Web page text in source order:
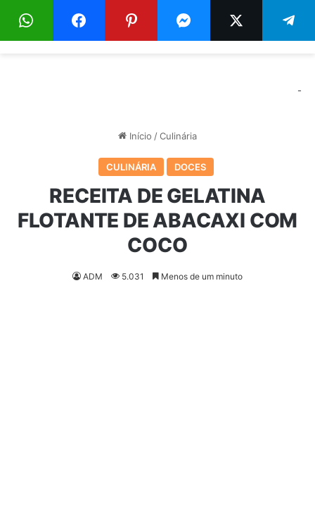
Menu
-
Início /Culinária
CULINÁRIA DOCES
RECEITA DE GELATINA
FLOTANTE DE ABACAXI COM
COCO
ADM 5.031 Menos de um minuto